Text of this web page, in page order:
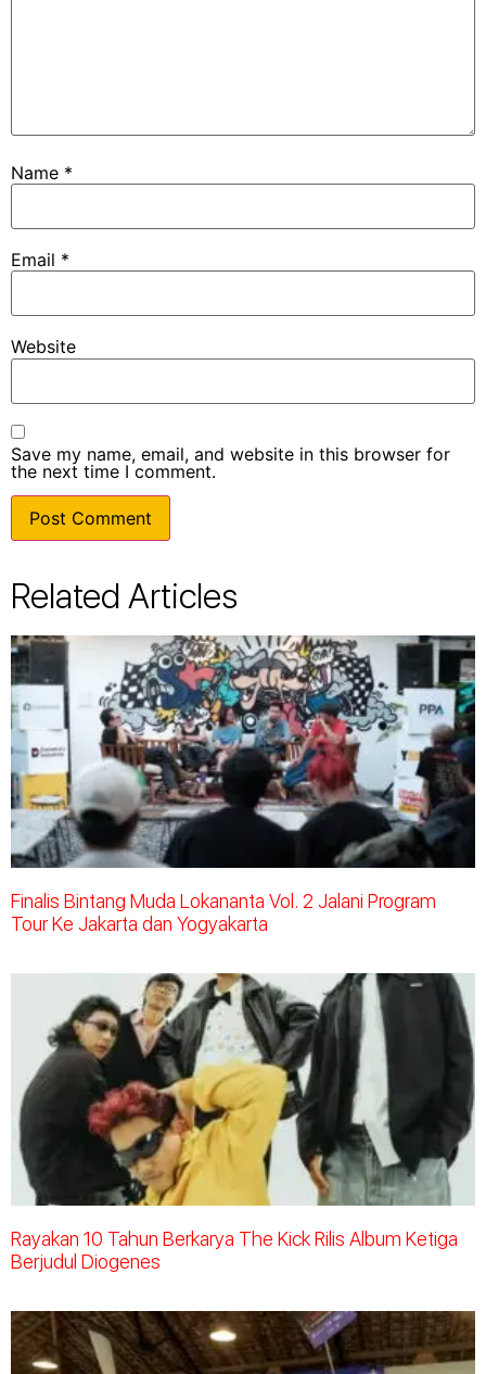
Name *
Email *
Website
Save my name, email, and website in this browser for
the next time I comment.
Related Articles
Finalis Bintang Muda Lokananta Vol. 2 Jalani Program
Tour Ke Jakarta dan Yogyakarta
Rayakan 10 Tahun Berkarya The Kick Rilis Album Ketiga
Berjudul Diogenes